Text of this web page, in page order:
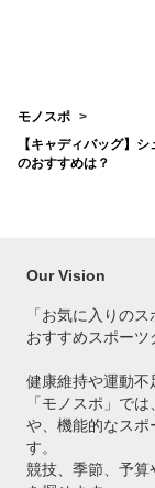
モノスポ
【キャディバッグ】
のおすすめは？
Our Vision
「お気に入りの
おすすめスポーツ
健康維持や運動不
「モノスポ」で
や、機能的なスポ
す。
競技、季節、予算